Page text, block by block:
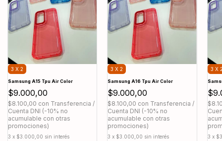
3 X 2
Samsung A15 Tpu Air Color
$9.000,00
$8.100,00 con Transferencia /
Cuenta DNI (-10% no
acumulable con otras
promociones)
3 x $3.000,00 sin interés
3 X 2
Samsung A16 Tpu Air Color
$9.000,00
$8.100,00 con Transferencia /
Cuenta DNI (-10% no
acumulable con otras
promociones)
3 x $3.000,00 sin interés
3 X
3 x